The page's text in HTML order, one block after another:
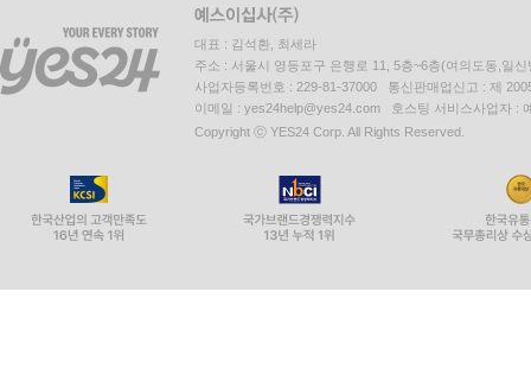
대표 : 김석환, 최세라
주소 : 서울시 영등포구 은행로 11, 5층~6층(여의도동,일신
사업자등록번호 : 229-81-37000 통신판매업신고 : 제
이메일 : yes24help@yes24.com 호스팅 서비스사업자 :
Copyright ⓒ YES24 Corp. All Rights Reserved.